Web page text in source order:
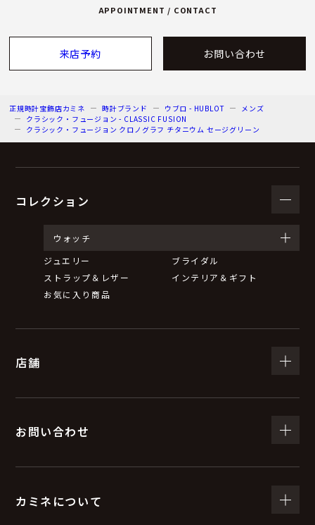
APPOINTMENT / CONTACT
来店予約 お問い合わせ
正規時計宝飾店カミネ 時計ブランド ウブロ - HUBLOT
メンズ
クラシック・フュージョン - CLASSIC FUSION
クラシック・フュージョン クロノグラフ チタニウム セージグリーン
コレクション
ウォッチ
ジュエリー
ブライダル
ストラップ＆レザー
インテリア＆ギフト
お気に入り商品
店舗
お問い合わせ
カミネについて